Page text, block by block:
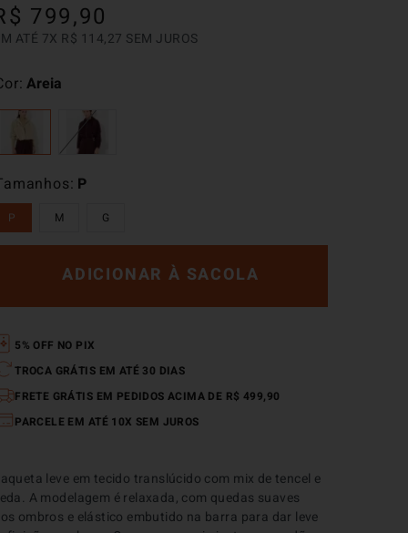
799,90
ATÉ 7X R$ 114,27 SEM JUROS
P
P M G
Areia
ADICIONAR À SACOLA
5% OFF NO PIX
TROCA GRÁTIS EM ATÉ 30 DIAS
FRETE GRÁTIS EM PEDIDOS ACIMA DE R$ 499,90
PARCELE EM ATÉ 10X SEM JUROS
leve em tecido translúcido com mix de tencel e
A modelagem é relaxada, com quedas suaves
ombros e elástico embutido na barra para dar leve